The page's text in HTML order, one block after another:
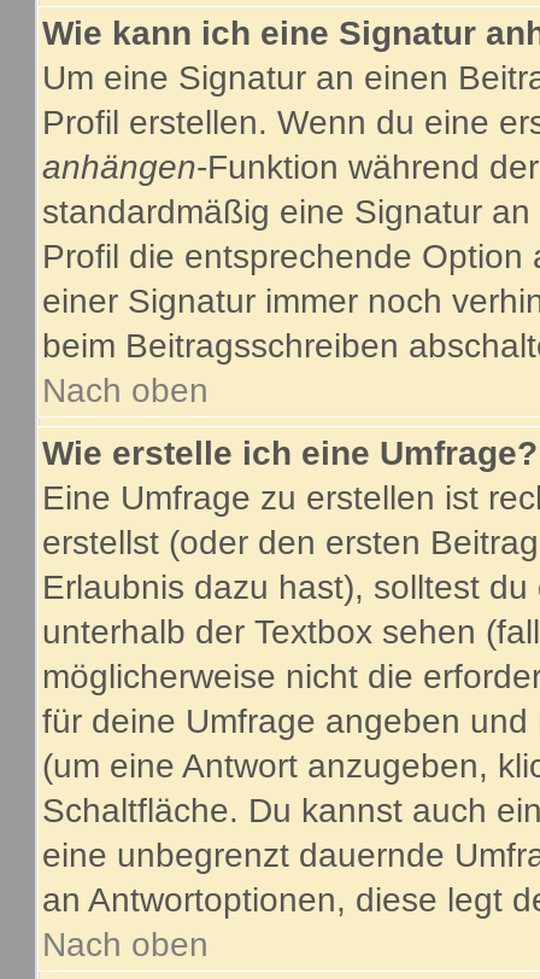
Wie kann ich eine Signatur
Um eine Signatur an einen
Profil erstellen. Wenn du eine
anhängen-Funktion während
standardmäßig eine Signatur
Profil die entsprechende
einer Signatur immer noch
beim Beitragsschreiben
Nach oben
Wie erstelle ich eine Umfrage?
Eine Umfrage zu erstellen ist
erstellst (oder den ersten
Erlaubnis dazu hast), solltest
unterhalb der Textbox sehen
möglicherweise nicht die
für deine Umfrage angeben
(um eine Antwort anzugeben,
Schaltfläche. Du kannst auch
eine unbegrenzt dauernde
an Antwortoptionen, diese legt
Nach oben